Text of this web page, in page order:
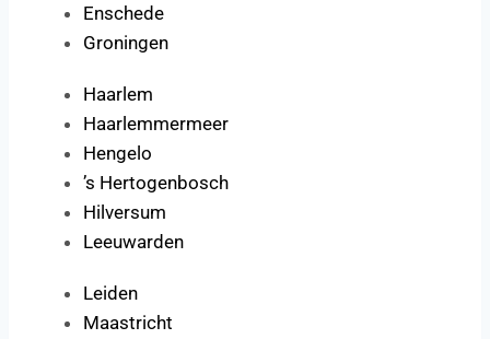
Enschede
Groningen
Haarlem
Haarlemmermeer
Hengelo
’s Hertogenbosch
Hilversum
Leeuwarden
Leiden
Maastricht